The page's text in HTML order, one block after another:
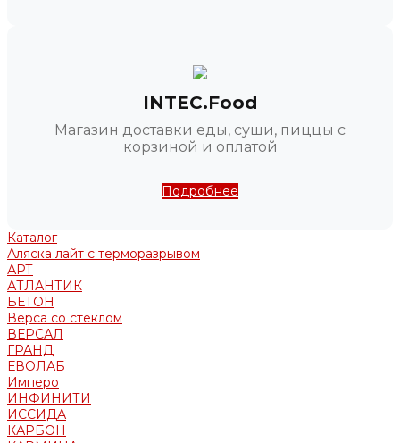
INTEC.Food
Магазин доставки еды, суши, пиццы с
корзиной и оплатой
Подробнее
Каталог
Аляска лайт с терморазрывом
АРТ
АТЛАНТИК
БЕТОН
Верса со стеклом
ВЕРСАЛ
ГРАНД
ЕВОЛАБ
Имперо
ИНФИНИТИ
ИССИДА
КАРБОН